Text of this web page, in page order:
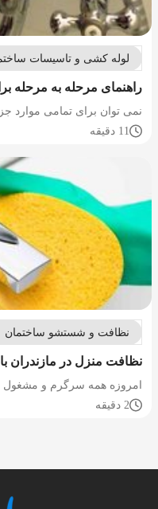
لوله کشی و تاسیسات
راهنمای مرحله به مرحله
نمی توان برای تمامی موارد
11 دقیقه
نظافت و شستشو ساختمان
نظافت منزل در مازندران
امروزه همه سرگرم و مشغول
2 دقیقه